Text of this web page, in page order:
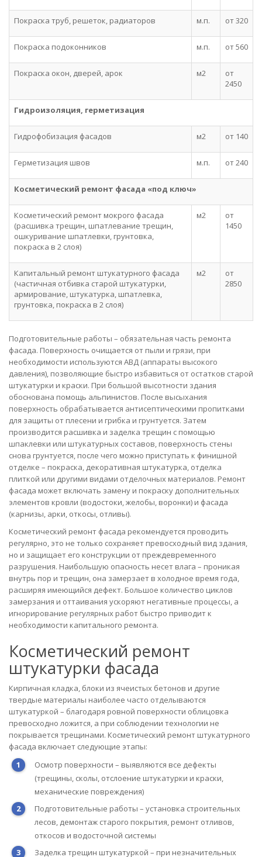
Покраска труб, решеток, радиаторов м.п. от 320
Покраска подоконников м.п. от 560
Покраска окон, дверей, арок м2
от
2450
Гидроизоляция, герметизация
Гидрофобизация фасадов м2 от 140
Герметизация швов м.п. от 240
Косметический ремонт фасада «под ключ»
Косметический ремонт мокрого фасада
(расшивка трещин, шпатлевание трещин,
ошкуривание шпатлевки, грунтовка,
покраска в 2 слоя)
м2
от
1450
Капитальный ремонт штукатурного фасада
(частичная отбивка старой штукатурки,
армирование, штукатурка, шпатлевка,
грунтовка, покраска в 2 слоя)
м2
от
2850
Подготовительные работы – обязательная часть ремонта
фасада. Поверхность очищается от пыли и грязи, при
необходимости используются АВД (аппараты высокого
давления), позволяющие быстро избавиться от остатков старой
штукатурки и краски. При большой высотности здания
обоснована помощь альпинистов. После высыхания
поверхность обрабатывается антисептическими пропитками
для защиты от плесени и грибка и грунтуется. Затем
производится расшивка и заделка трещин с помощью
шпаклевки или штукатурных составов, поверхность стены
снова грунтуется, после чего можно приступать к финишной
отделке – покраска, декоративная штукатурка, отделка
плиткой или другими видами отделочных материалов. Ремонт
фасада может включать замену и покраску дополнительных
элементов кровли (водостоки, желобы, воронки) и фасада
(карнизы, арки, откосы, отливы).
Косметический ремонт фасада рекомендуется проводить
регулярно, это не только сохраняет превосходный вид здания,
но и защищает его конструкции от преждевременного
разрушения. Наибольшую опасность несет влага – проникая
внутрь пор и трещин, она замерзает в холодное время года,
расширяя имеющийся дефект. Большое количество циклов
замерзания и оттаивания ускоряют негативные процессы, а
игнорирование регулярных работ быстро приводит к
необходимости капитального ремонта.
Косметический ремонт
штукатурки фасада
Кирпичная кладка, блоки из ячеистых бетонов и другие
твердые материалы наиболее часто отделываются
штукатуркой – благодаря ровной поверхности облицовка
превосходно ложится, а при соблюдении технологии не
покрывается трещинами. Косметический ремонт штукатурного
фасада включает следующие этапы:
Осмотр поверхности – выявляются все дефекты
(трещины, сколы, отслоение штукатурки и краски,
механические повреждения)
Подготовительные работы – установка строительных
лесов, демонтаж старого покрытия, ремонт отливов,
откосов и водосточной системы
Заделка трещин штукатуркой – при незначительных